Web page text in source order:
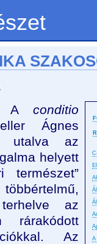
A
A conditio
Ágnes
utalva az
helyett
természet”
az
rárakódott
Az